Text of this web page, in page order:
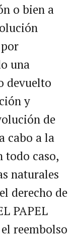
o bien a
una
devuelto
y
de
cabo a la
todo caso,
naturales
derecho de
PAPEL
reembolso